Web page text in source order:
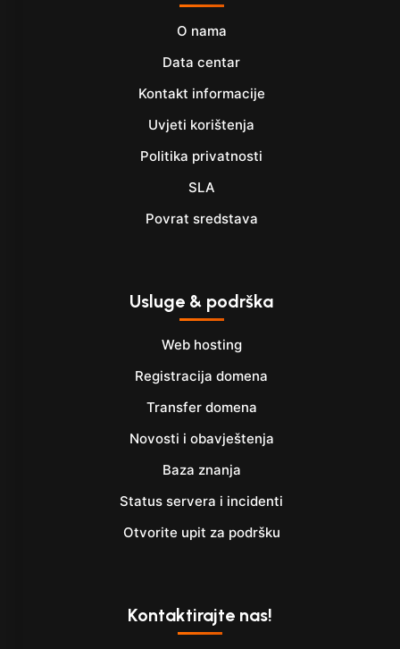
O nama
Data centar
Kontakt informacije
Uvjeti korištenja
Politika privatnosti
SLA
Povrat sredstava
Usluge & podrška
Web hosting
Registracija domena
Transfer domena
Novosti i obavještenja
Baza znanja
Status servera i incidenti
Otvorite upit za podršku
Kontaktirajte nas!